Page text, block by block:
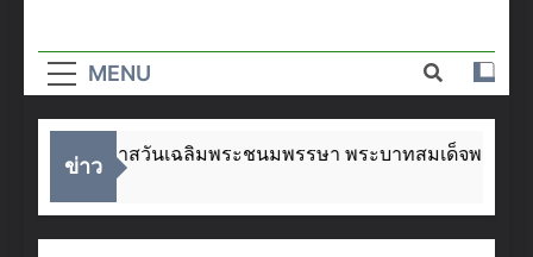
อาชีวศึกษา
นครสวรรค์
MENU
ข่าว
เนื่องในโอกาสวันเฉลิมพระชนมพรรษา พระบาทสมเด็จพระเจ้า